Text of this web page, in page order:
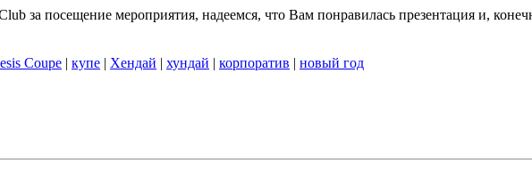
за посещение мероприятия, надеемся, что Вам понравилась презентация и,
Coupe | купе | Хендай | хундай | корпоратив | новый год